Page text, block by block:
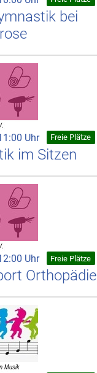
bei
Uhr Freie Plätze
im Sitzen
Uhr Freie Plätze
Orthopädie